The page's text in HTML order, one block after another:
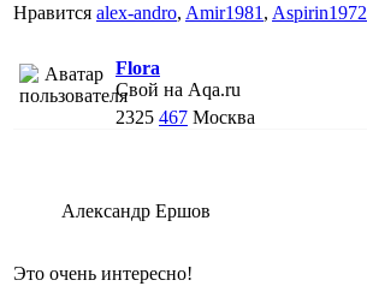
Нравится alex-andro, Amir1981 , Aspirin1972
Flora
Свой на Aqa.ru
2325 467 Москва
Александр Ершов
Это очень интересно!